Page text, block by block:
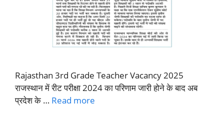
Rajasthan 3rd Grade Teacher Vacancy 2025
राजस्थान में रीट परीक्षा 2024 का परिणाम जारी होने के बाद अब
प्रदेश के … Read more